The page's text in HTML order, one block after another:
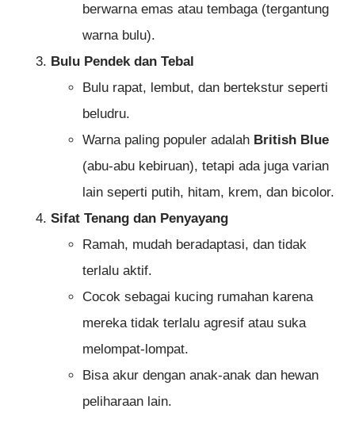
berwarna emas atau tembaga (tergantung
warna bulu).
Bulu Pendek dan Tebal
Bulu rapat, lembut, dan bertekstur seperti
beludru.
Warna paling populer adalah British Blue
(abu-abu kebiruan), tetapi ada juga varian
lain seperti putih, hitam, krem, dan bicolor.
Sifat Tenang dan Penyayang
Ramah, mudah beradaptasi, dan tidak
terlalu aktif.
Cocok sebagai kucing rumahan karena
mereka tidak terlalu agresif atau suka
melompat-lompat.
Bisa akur dengan anak-anak dan hewan
peliharaan lain.